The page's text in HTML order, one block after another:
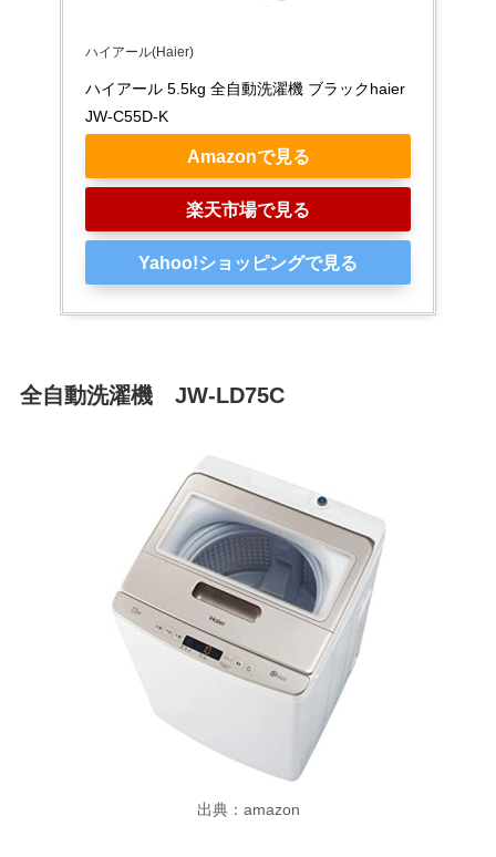
ハイアール(Haier)
ハイアール 5.5kg 全自動洗濯機 ブラックhaier
JW-C55D-K
Amazonで見る
楽天市場で見る
Yahoo!ショッピングで見る
全自動洗濯機 JW-LD75C
出典：amazon